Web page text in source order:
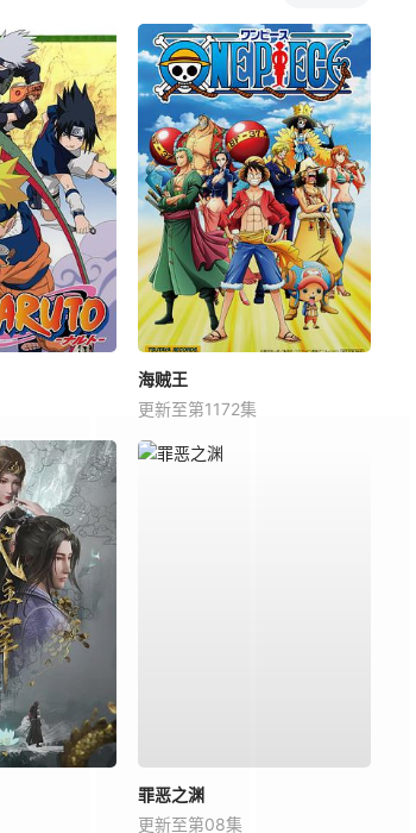
海贼王
更新至第1172集
罪恶之渊
更新至第08集